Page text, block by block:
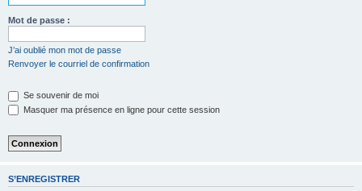
Mot de passe :
J’ai oublié mon mot de passe
Renvoyer le courriel de confirmation
Se souvenir de moi
Masquer ma présence en ligne pour cette session
S’ENREGISTRER